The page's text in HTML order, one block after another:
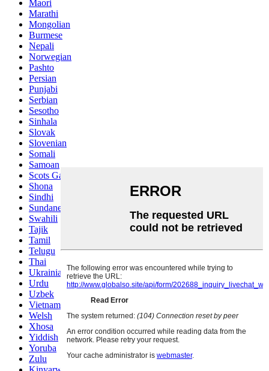
Maori
Marathi
Mongolian
Burmese
Nepali
Norwegian
Pashto
Persian
Punjabi
Serbian
Sesotho
Sinhala
Slovak
Slovenian
Somali
Samoan
Scots Gaelic
Shona
Sindhi
Sundanese
Swahili
Tajik
Tamil
Telugu
Thai
Ukrainian
Urdu
Uzbek
Vietnamese
Welsh
Xhosa
Yiddish
Yoruba
Zulu